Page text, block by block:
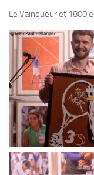
Le Vainqueur et 1800